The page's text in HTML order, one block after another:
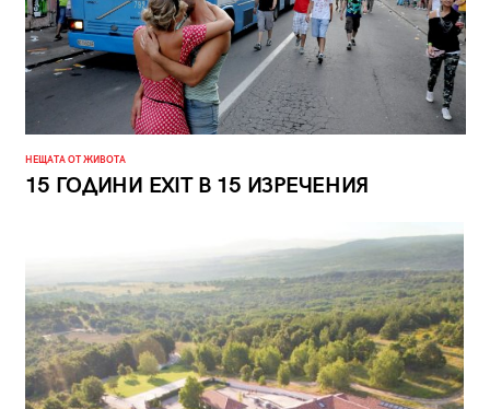
НЕЩАТА ОТ ЖИВОТА
15 ГОДИНИ EXIT В 15 ИЗРЕЧЕНИЯ